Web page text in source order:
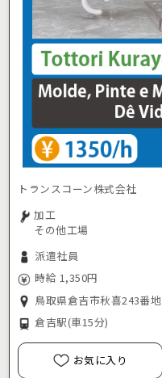
トランスコーン株式会社
加工
その他工場
派遣社員
時給 1,350円
鳥取県倉吉市秋喜243番地
倉吉駅(車15分)
お気に入り